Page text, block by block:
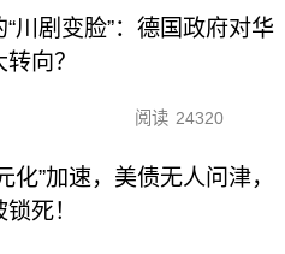
“川剧变脸”：德国政府对华
向？
阅读 24320
化”加速，美债无人问津，
死！